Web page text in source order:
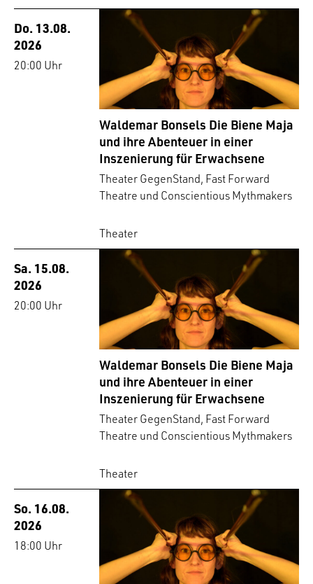
Do. 13.08.
2026
20:00 Uhr
Waldemar Bonsels Die Biene Maja
und ihre Abenteuer in einer
Inszenierung für Erwachsene
Theater GegenStand, Fast Forward
Theatre und Conscientious Mythmakers
Theater
Sa. 15.08.
2026
20:00 Uhr
Waldemar Bonsels Die Biene Maja
und ihre Abenteuer in einer
Inszenierung für Erwachsene
Theater GegenStand, Fast Forward
Theatre und Conscientious Mythmakers
Theater
So. 16.08.
2026
18:00 Uhr